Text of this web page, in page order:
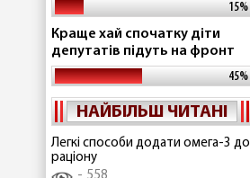
15%
Краще хай спочатку діти
депутатів підуть на фронт
45%
НАЙБІЛЬШ ЧИТАНІ
Легкі способи додати омега-3 до
раціону